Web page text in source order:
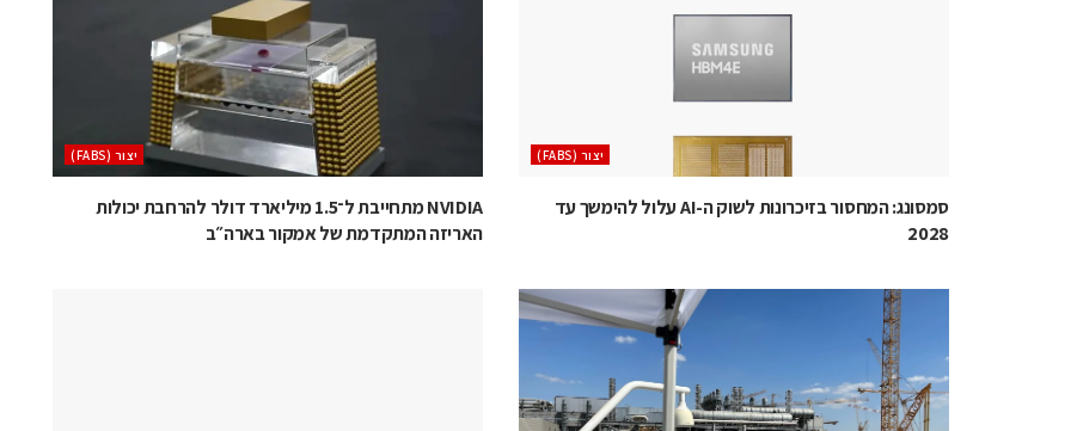
‫יצור (‪(FABS‬‬
סמסונג: המחסור בזיכרונות לשוק ה-AI עלול להימשך עד
2028
‫יצור (‪(FABS‬‬
NVIDIA מתחייבת ל־1.5 מיליארד דולר להרחבת יכולות
האריזה המתקדמת של אמקור בארה״ב